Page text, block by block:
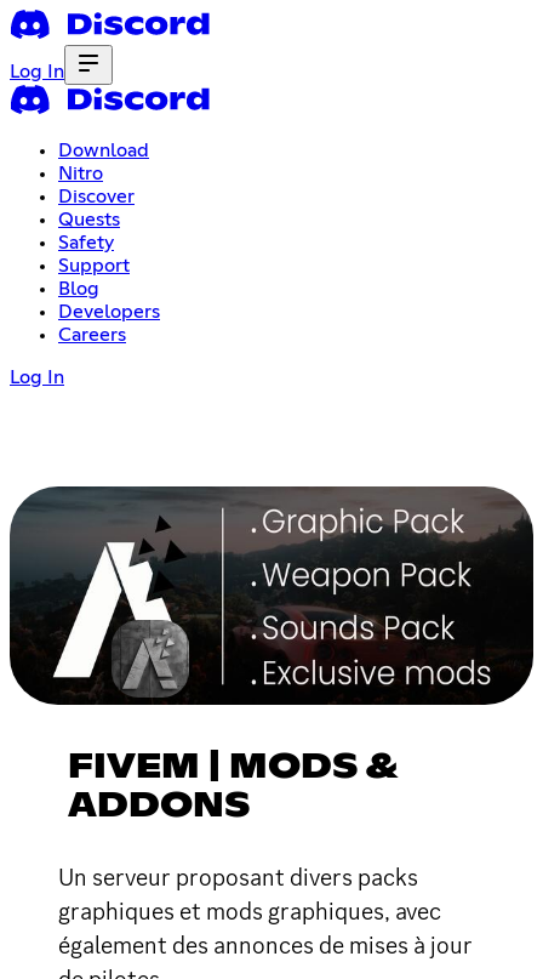
Log In
Download
Nitro
Discover
Quests
Safety
Support
Blog
Developers
Careers
Log In
FIVEM | MODS &
ADDONS
Un serveur proposant divers packs
graphiques et mods graphiques, avec
également des annonces de mises à jour